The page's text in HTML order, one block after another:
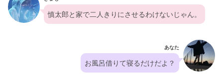
慎太郎と家で二人きりにさせるわけないじゃん。
あなた
お風呂借りて寝るだけだよ？